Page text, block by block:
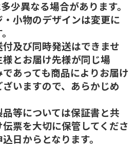
少異なる場合があります。
小物のデザインは変更に
及び同時発送はできませ
とお届け先様が同じ場
あっても商品によりお届け
いますので、あらかじめ
等については保証書と共
票を大切に保管してくださ
日からとなります。